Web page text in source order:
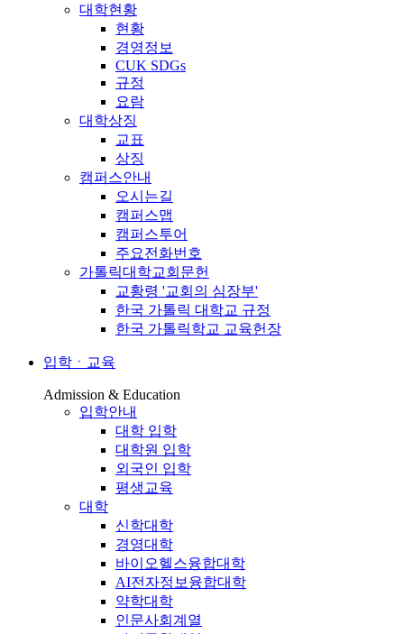
대학현황
현황
경영정보
CUK SDGs
규정
요람
대학상징
교표
상징
캠퍼스안내
오시는길
캠퍼스맵
캠퍼스투어
주요전화번호
가톨릭대학교회문헌
교황령 '교회의 심장부'
한국 가톨릭 대학교 규정
한국 가톨릭학교 교육헌장
입학ㆍ교육
Admission & Education
입학안내
대학 입학
대학원 입학
외국인 입학
평생교육
대학
신학대학
경영대학
바이오헬스융합대학
AI전자정보융합대학
약학대학
인문사회계열